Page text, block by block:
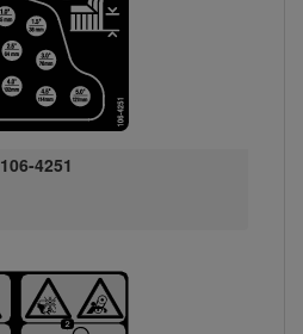
106-4251